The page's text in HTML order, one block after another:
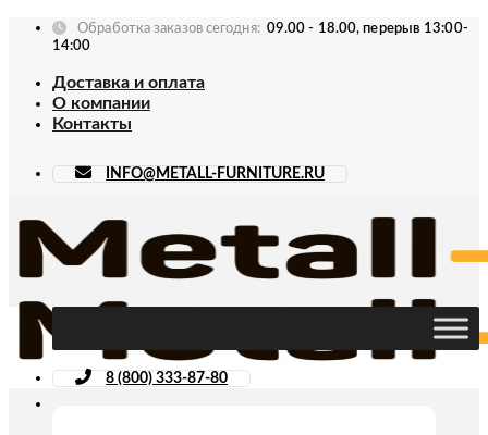
Skip
Обработка заказов сегодня: 09.00 - 18.00, перерыв 13:00-
14:00
Доставка и оплата
О компании
Контакты
INFO@METALL-FURNITURE.RU
8 (800) 333-87-80